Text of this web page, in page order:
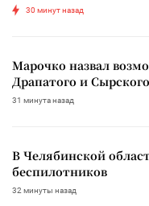
30 минут назад
Марочко назвал
Драпатого и Сырского
31 минута назад
В Челябинской
беспилотников
32 минуты назад